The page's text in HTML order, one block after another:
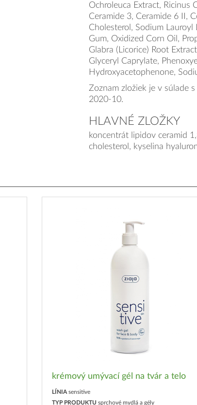
Ochroleuca Extract, Ricinus
Ceramide 3, Ceramide 6 II,
Cholesterol, Sodium Lauroyl
Gum, Oxidized Corn Oil,
Glabra (Licorice) Root
Glyceryl Caprylate,
Hydroxyacetophenone,
Zoznam zložiek je v súlade
2020-10.
HLAVNÉ ZLOŽKY
koncentrát lipidov ceramid
cholesterol, kyselina
krémový umývací gél na tvár a telo
LÍNIA sensitive
TYP PRODUKTU sprchové mydlá a gély